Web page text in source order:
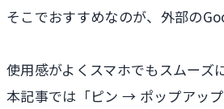
そこでおすすめなのが、外部の
使用感がよくスマホでもスムーズ
本記事では「ピン → ポップアッ